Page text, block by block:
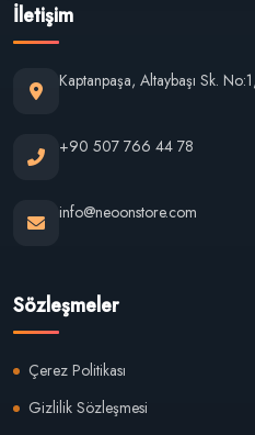
İletişim
Kaptanpaşa, Altaybaşı Sk.
+90 507 766 44 78
info@neoonstore.com
Sözleşmeler
Çerez Politikası
Gizlilik Sözleşmesi